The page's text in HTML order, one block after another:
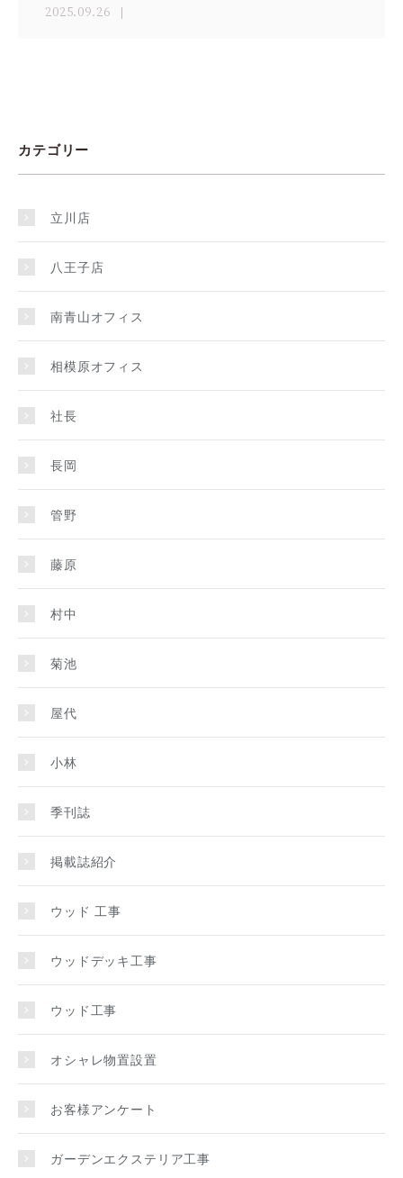
2025.09.26
カテゴリー
立川店
八王子店
南青山オフィス
相模原オフィス
社長
長岡
管野
藤原
村中
菊池
屋代
小林
季刊誌
掲載誌紹介
ウッド 工事
ウッドデッキ工事
ウッド工事
オシャレ物置設置
お客様アンケート
ガーデンエクステリア工事